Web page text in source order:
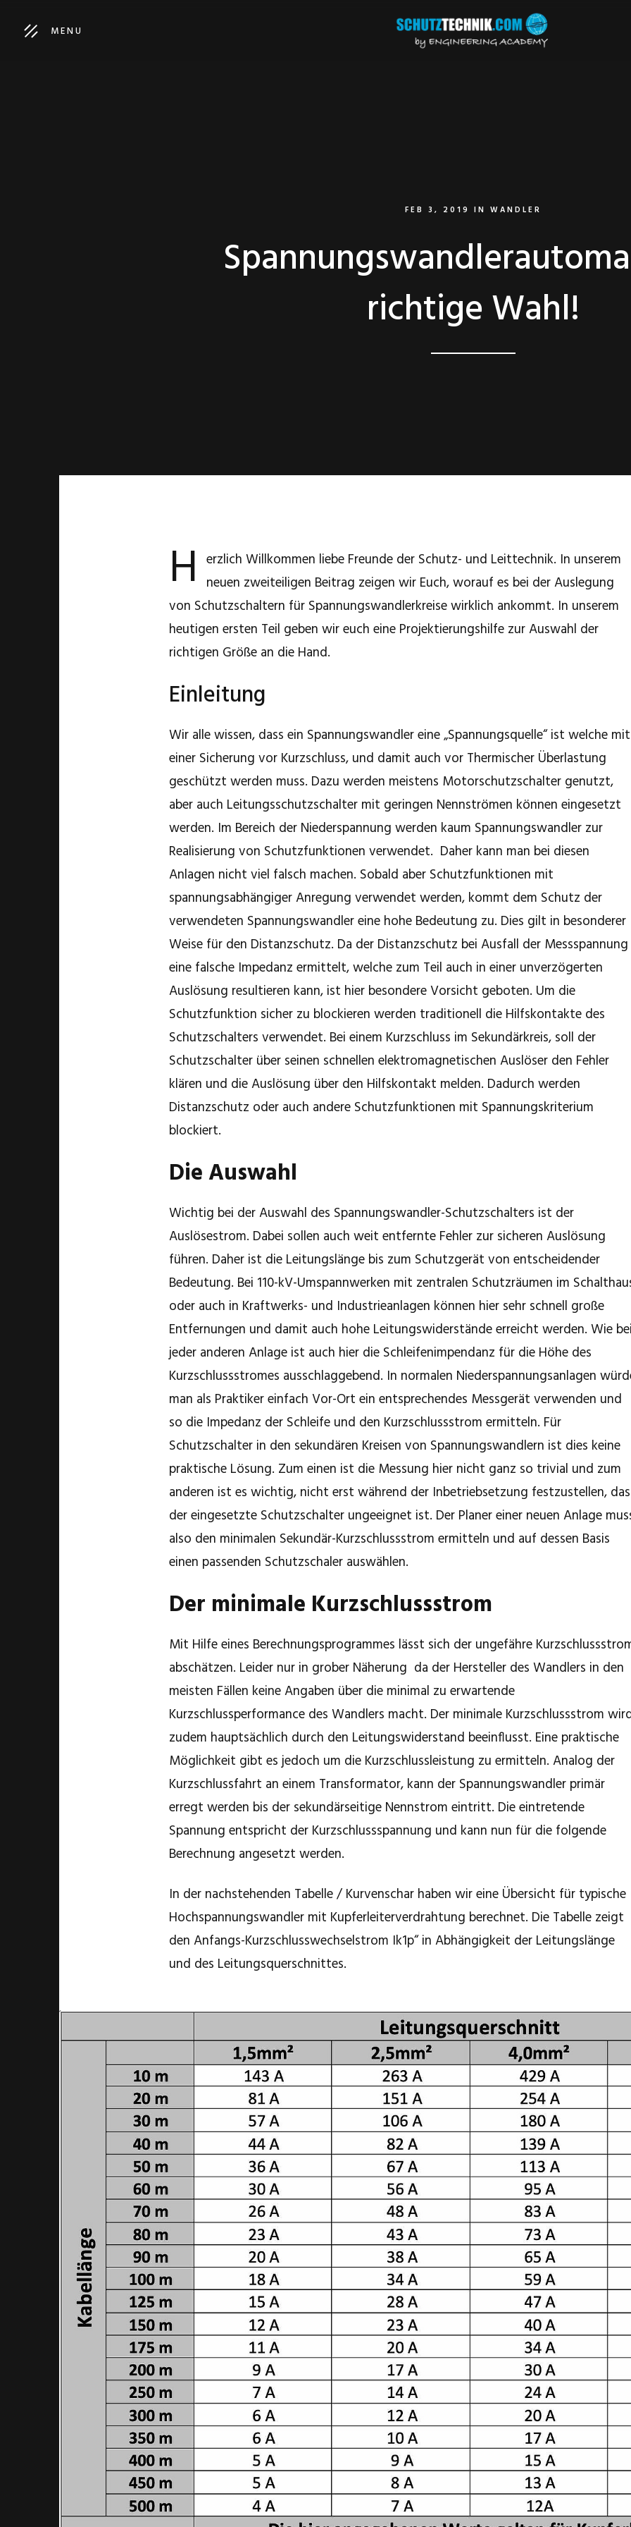
MENU
FEB 3, 2019 IN WANDLER
richtige Wahl!
H erzlich Willkommen liebe Freunde der Schutz- und Leittechnik. In unserem
neuen zweiteiligen Beitrag zeigen wir Euch, worauf es bei der Auslegung
von Schutzschaltern für Spannungswandlerkreise wirklich ankommt. In unserem
heutigen ersten Teil geben wir euch eine Projektierungshilfe zur Auswahl der
richtigen Größe an die Hand.
Einleitung
Wir alle wissen, dass ein Spannungswandler eine „Spannungsquelle“ ist welche mit
einer Sicherung vor Kurzschluss, und damit auch vor Thermischer Überlastung
geschützt werden muss. Dazu werden meistens Motorschutzschalter genutzt,
aber auch Leitungsschutzschalter mit geringen Nennströmen können eingesetzt
werden. Im Bereich der Niederspannung werden kaum Spannungswandler zur
Realisierung von Schutzfunktionen verwendet. Daher kann man bei diesen
Anlagen nicht viel falsch machen. Sobald aber Schutzfunktionen mit
spannungsabhängiger Anregung verwendet werden, kommt dem Schutz der
verwendeten Spannungswandler eine hohe Bedeutung zu. Dies gilt in besonderer
Weise für den Distanzschutz. Da der Distanzschutz bei Ausfall der Messspannung
eine falsche Impedanz ermittelt, welche zum Teil auch in einer unverzögerten
Auslösung resultieren kann, ist hier besondere Vorsicht geboten. Um die
Schutzfunktion sicher zu blockieren werden traditionell die Hilfskontakte des
Schutzschalters verwendet. Bei einem Kurzschluss im Sekundärkreis, soll der
Schutzschalter über seinen schnellen elektromagnetischen Auslöser den Fehler
klären und die Auslösung über den Hilfskontakt melden. Dadurch werden
Distanzschutz oder auch andere Schutzfunktionen mit Spannungskriterium
blockiert.
Die Auswahl
Wichtig bei der Auswahl des Spannungswandler-Schutzschalters ist der
Auslösestrom. Dabei sollen auch weit entfernte Fehler zur sicheren Auslösung
führen. Daher ist die Leitungslänge bis zum Schutzgerät von entscheidender
Bedeutung. Bei 110-kV-Umspannwerken mit zentralen Schutzräumen im
oder auch in Kraftwerks- und Industrieanlagen können hier sehr schnell große
Entfernungen und damit auch hohe Leitungswiderstände erreicht werden. Wie
jeder anderen Anlage ist auch hier die Schleifenimpendanz für die Höhe des
Kurzschlussstromes ausschlaggebend. In normalen Niederspannungsanlagen
man als Praktiker einfach Vor-Ort ein entsprechendes Messgerät verwenden und
so die Impedanz der Schleife und den Kurzschlussstrom ermitteln. Für
Schutzschalter in den sekundären Kreisen von Spannungswandlern ist dies keine
praktische Lösung. Zum einen ist die Messung hier nicht ganz so trivial und zum
anderen ist es wichtig, nicht erst während der Inbetriebsetzung festzustellen,
der eingesetzte Schutzschalter ungeeignet ist. Der Planer einer neuen Anlage
also den minimalen Sekundär-Kurzschlussstrom ermitteln und auf dessen Basis
einen passenden Schutzschaler auswählen.
Der minimale Kurzschlussstrom
Mit Hilfe eines Berechnungsprogrammes lässt sich der ungefähre
abschätzen. Leider nur in grober Näherung da der Hersteller des Wandlers in den
meisten Fällen keine Angaben über die minimal zu erwartende
Kurzschlussperformance des Wandlers macht. Der minimale Kurzschlussstrom
zudem hauptsächlich durch den Leitungswiderstand beeinflusst. Eine praktische
Möglichkeit gibt es jedoch um die Kurzschlussleistung zu ermitteln. Analog der
Kurzschlussfahrt an einem Transformator, kann der Spannungswandler primär
erregt werden bis der sekundärseitige Nennstrom eintritt. Die eintretende
Spannung entspricht der Kurzschlussspannung und kann nun für die folgende
Berechnung angesetzt werden.
In der nachstehenden Tabelle / Kurvenschar haben wir eine Übersicht für typische
Hochspannungswandler mit Kupferleiterverdrahtung berechnet. Die Tabelle zeigt
den Anfangs-Kurzschlusswechselstrom Ik1p“ in Abhängigkeit der Leitungslänge
und des Leitungsquerschnittes.